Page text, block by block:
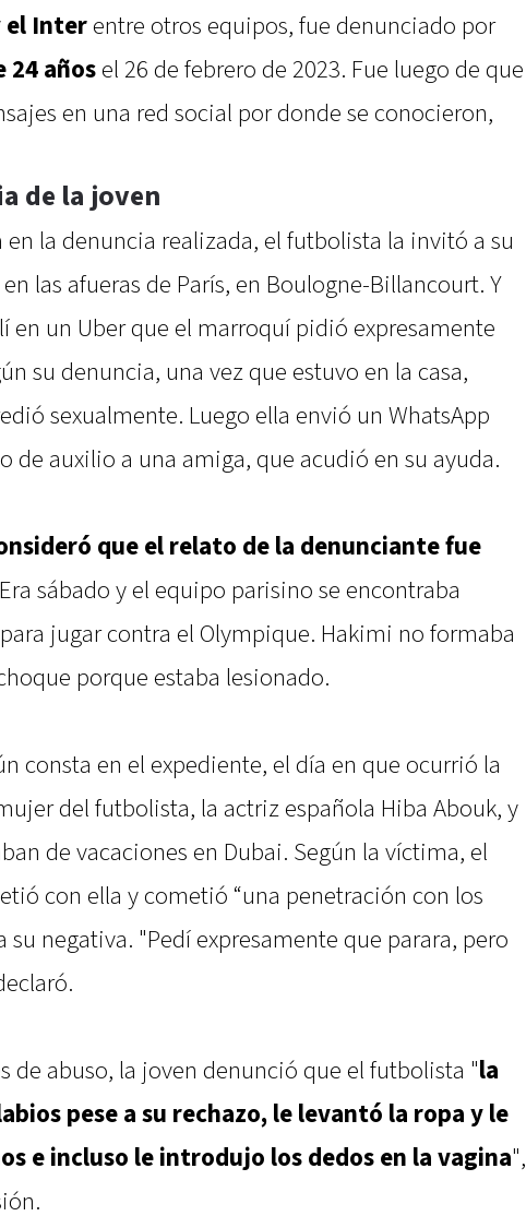
el Interentre otros equipos, fue denunciado por
24 añosel 26 de febrero de 2023. Fue luego de que
en una red social por donde se conocieron,
de la joven
en la denuncia realizada, el futbolista la invitó a su
las afueras de París, en Boulogne-Billancourt. Y
en un Uber que el marroquí pidió expresamente
su denuncia, una vez que estuvo en la casa,
sexualmente. Luego ella envió un WhatsApp
de auxilio a una amiga, que acudió en su ayuda.
que el relato de la denunciante fue
sábado y el equipo parisino se encontraba
jugar contra el Olympique. Hakimi no formaba
porque estaba lesionado.
consta en el expediente, el día en que ocurrió la
del futbolista, la actriz española Hiba Abouk, y
de vacaciones en Dubai. Según la víctima, el
con ella y cometió “una penetración con los
su negativa. "Pedí expresamente que parara, pero
de abuso, la joven denunció que el futbolista "la
pese a su rechazo, le levantó la ropa y le
e incluso le introdujo los dedos en la vagina",